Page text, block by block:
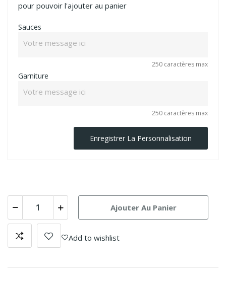
pour pouvoir l'ajouter au panier
Sauces
250 caractères max
Garniture
250 caractères max
Enregistrer La Personnalisation
Ajouter Au Panier
Add to wishlist